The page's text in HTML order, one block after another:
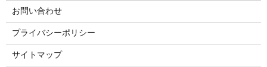
お問い合わせ
プライバシーポリシー
サイトマップ